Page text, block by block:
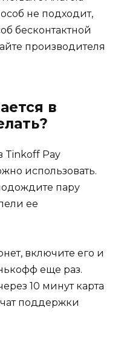
не подходит,
бесконтактной
производителя
в
Tinkoff Pay
использовать.
пару
ее
включите его и
еще раз.
10 минут карта
поддержки